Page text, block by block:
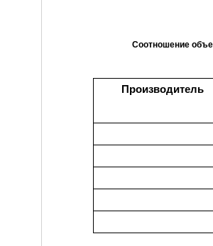
Соотношение
Производитель